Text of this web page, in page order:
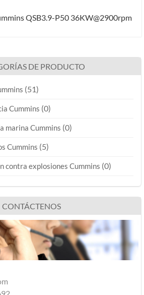
QSB3.9-P50 36KW@2900rpm
DE PRODUCTO
(51)
Cummins (0)
marina Cummins (0)
Cummins (5)
contra explosiones Cummins (0)
CONTÁCTENOS